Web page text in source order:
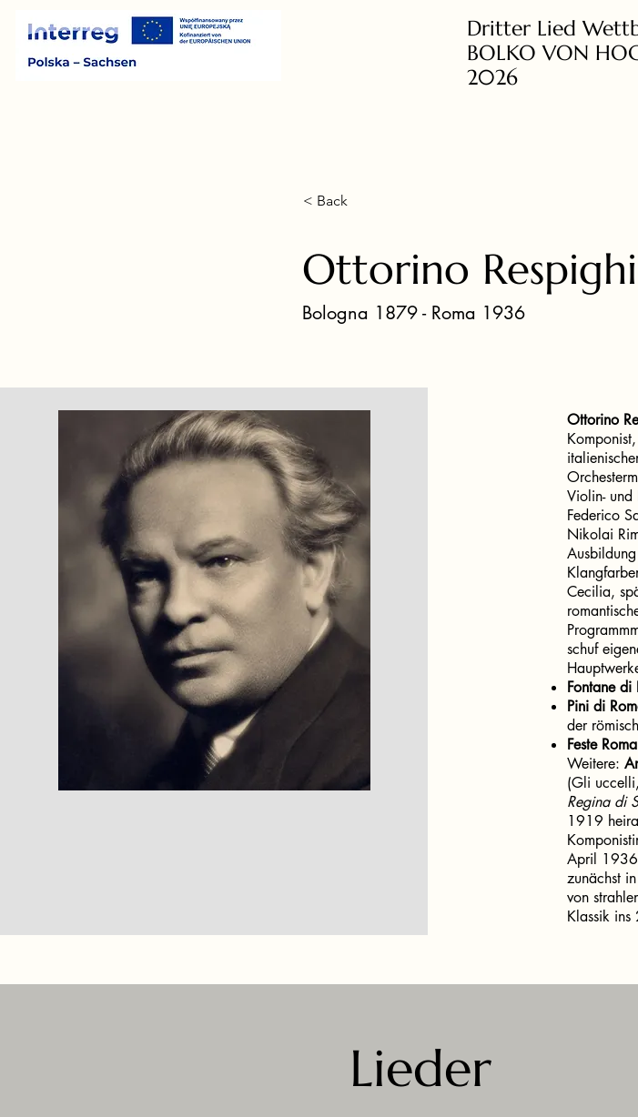
Dritter Lied
BOLKO VON
2026
< Back
Ottorino Respighi
Bologna 1879 - Roma 1936
Ottorino
Violin- und
Federico
Nikolai
Cecilia,
schuf
Fontane di
Pini di
der
Feste
Weitere:
(Gli
Regina di
1919
April 1936
zunächst
von
Klassik ins
Lieder